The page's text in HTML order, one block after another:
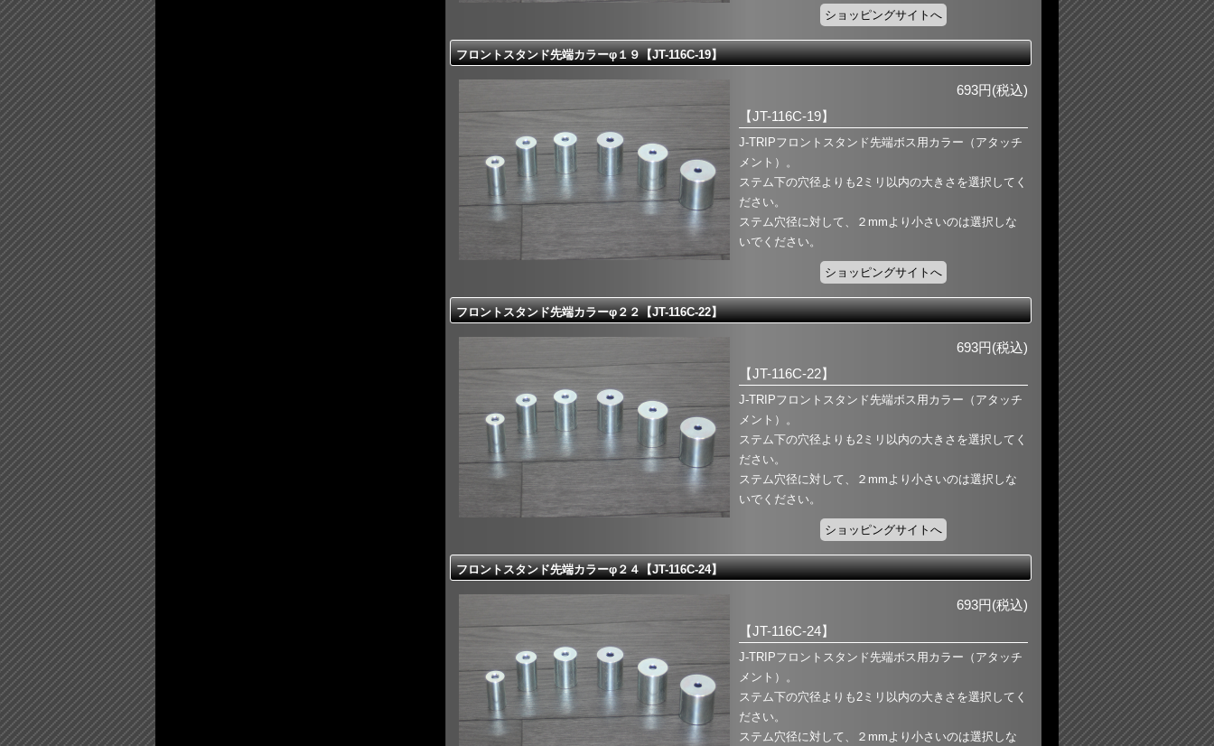
ショッピングサイトへ
フロントスタンド先端カラーφ１９【JT-116C-19】
693円(税込)
【JT-116C-19】
J-TRIPフロントスタンド先端ボス用カラー（アタッチ
メント）。
ステム下の穴径よりも2ミリ以内の大きさを選択してく
ださい。
ステム穴径に対して、２mmより小さいのは選択しな
いでください。
ショッピングサイトへ
フロントスタンド先端カラーφ２２【JT-116C-22】
693円(税込)
【JT-116C-22】
J-TRIPフロントスタンド先端ボス用カラー（アタッチ
メント）。
ステム下の穴径よりも2ミリ以内の大きさを選択してく
ださい。
ステム穴径に対して、２mmより小さいのは選択しな
いでください。
ショッピングサイトへ
フロントスタンド先端カラーφ２４【JT-116C-24】
693円(税込)
【JT-116C-24】
J-TRIPフロントスタンド先端ボス用カラー（アタッチ
メント）。
ステム下の穴径よりも2ミリ以内の大きさを選択してく
ださい。
ステム穴径に対して、２mmより小さいのは選択しな